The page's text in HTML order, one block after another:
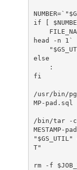
NUMBER=` "
if
head
-n 1 `
"
else
fi
/usr/bin/
MP-pad.sql
/bin/tar -
MESTAMP
" $GS_UTIL"
T"
rm -f